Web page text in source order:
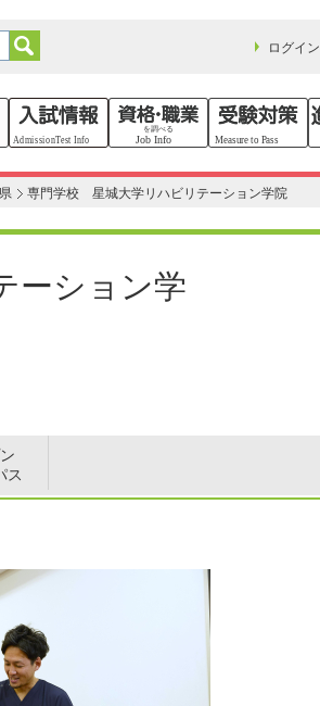
ログイン
専門学校 星城大学リハビリテーション学院
ーション学
ス